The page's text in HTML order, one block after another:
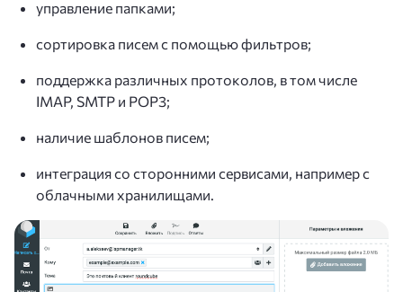
управление папками;
сортировка писем с помощью фильтров;
поддержка различных протоколов, в том числе
IMAP, SMTP и POP3;
наличие шаблонов писем;
интеграция со сторонними сервисами, например с
облачными хранилищами.